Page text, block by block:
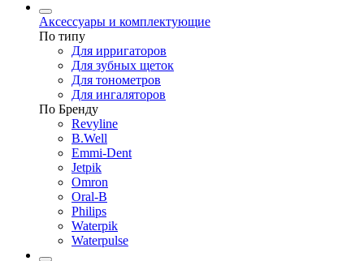
Аксессуары и комплектующие
По типу
Для ирригаторов
Для зубных щеток
Для тонометров
Для ингаляторов
По Бренду
Revyline
B.Well
Emmi-Dent
Jetpik
Omron
Oral-B
Philips
Waterpik
Waterpulse